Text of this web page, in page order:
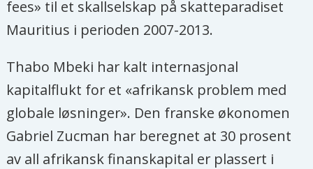
fees» til et skallselskap på skatteparadiset
Mauritius i perioden 2007-2013.
Thabo Mbeki har kalt internasjonal
kapitalflukt for et «afrikansk problem med
globale løsninger». Den franske økonomen
Gabriel Zucman har beregnet at 30 prosent
av all afrikansk finanskapital er plassert i